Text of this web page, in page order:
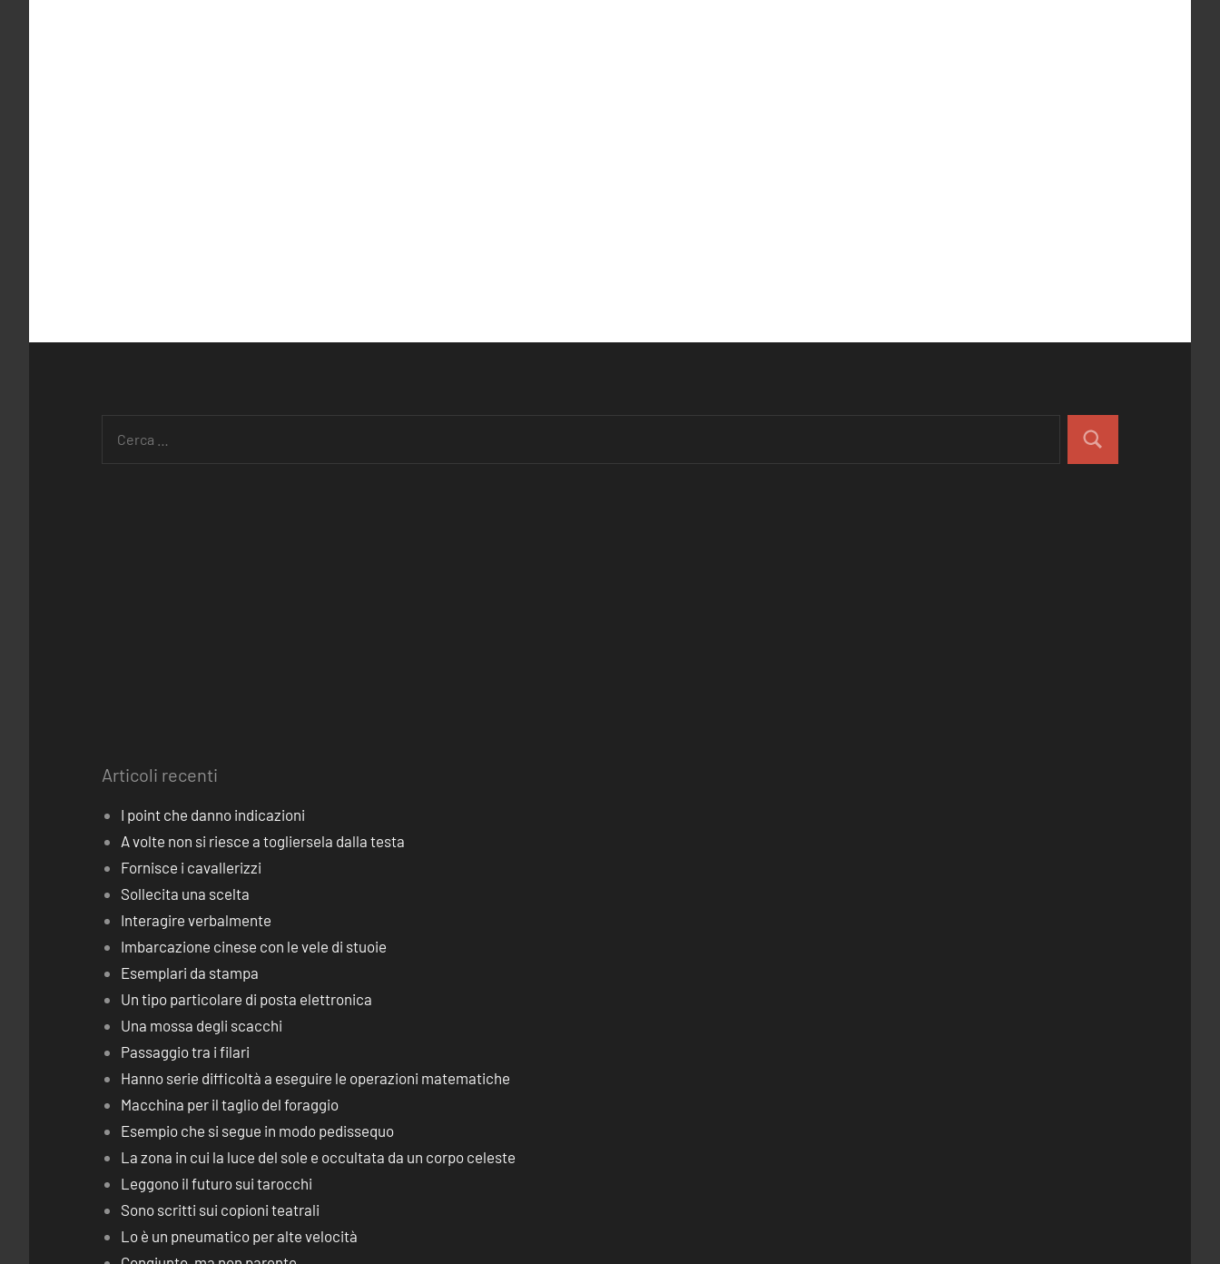
Articoli recenti
I point che danno indicazioni
A volte non si riesce a togliersela dalla testa
Fornisce i cavallerizzi
Sollecita una scelta
Interagire verbalmente
Imbarcazione cinese con le vele di stuoie
Esemplari da stampa
Un tipo particolare di posta elettronica
Una mossa degli scacchi
Passaggio tra i filari
Hanno serie difficoltà a eseguire le operazioni matematiche
Macchina per il taglio del foraggio
Esempio che si segue in modo pedissequo
La zona in cui la luce del sole e occultata da un corpo celeste
Leggono il futuro sui tarocchi
Sono scritti sui copioni teatrali
Lo è un pneumatico per alte velocità